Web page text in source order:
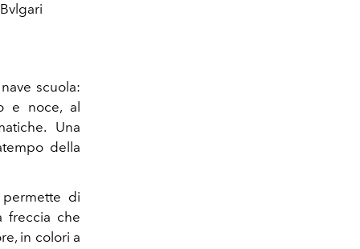
scuola:
e noce, al
Una
della
di
freccia che
in colori a